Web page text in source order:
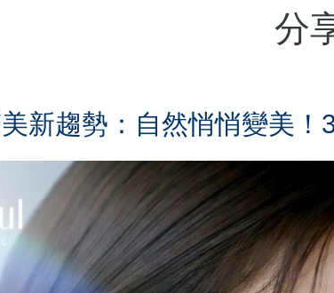
分
新趨勢：自然悄悄變美！